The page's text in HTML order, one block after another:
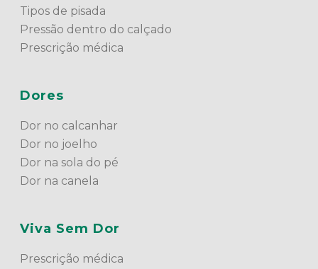
Tipos de pisada
Pressão dentro do calçado
Prescrição médica
Dores
Dor no calcanhar
Dor no joelho
Dor na sola do pé
Dor na canela
Viva Sem Dor
Prescrição médica